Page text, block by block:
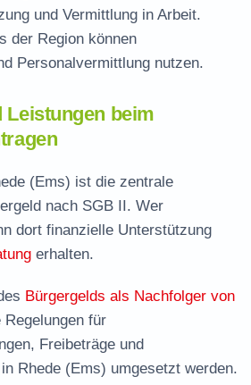
und Vermittlung in Arbeit.
der Region können
Personalvermittlung nutzen.
Leistungen beim
(Ems) ist die zentrale
nach SGB II. Wer
dort finanzielle Unterstützung
erhalten.
Bürgergelds als Nachfolger von
Regelungen für
Freibeträge und
Rhede (Ems) umgesetzt werden.